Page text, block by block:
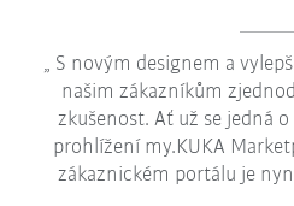
S novým designem a
našim zákazníkům
zkušenost. Ať už se jedná
prohlížení my.KUKA
zákaznickém portálu je